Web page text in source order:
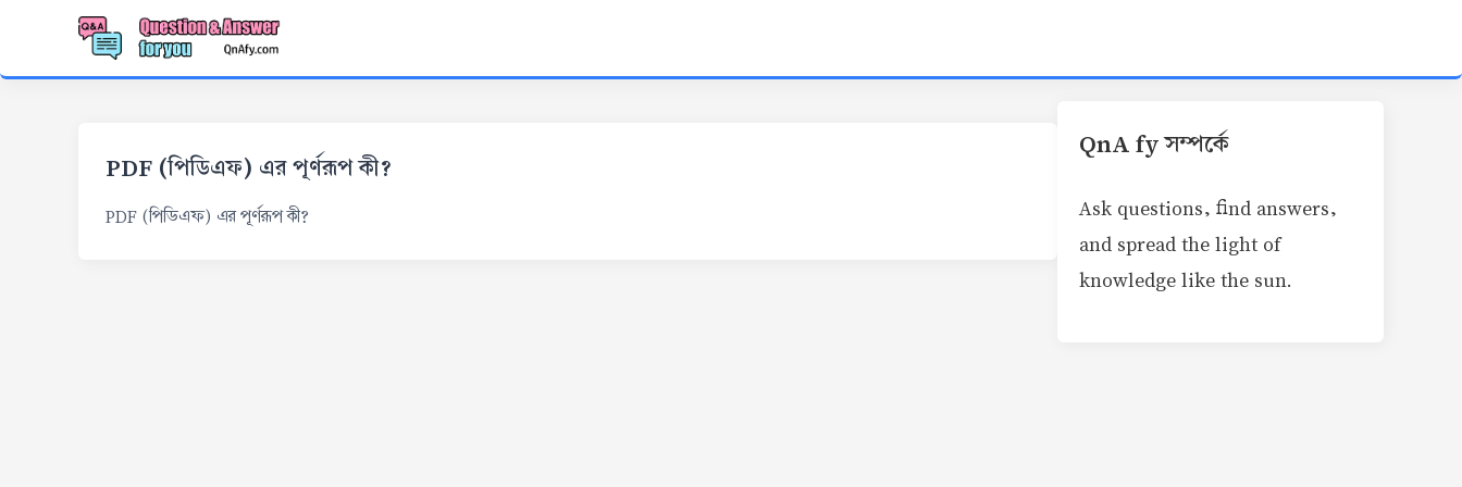
PDF (পিডিএফ) এর পূর্ণরূপ কী?
PDF (পিডিএফ) এর পূর্ণরূপ কী?
QnA fy সম্পর্কে
Ask questions, find answers,
and spread the light of
knowledge like the sun.